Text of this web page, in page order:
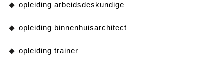
opleiding arbeidsdeskundige
opleiding binnenhuisarchitect
opleiding trainer